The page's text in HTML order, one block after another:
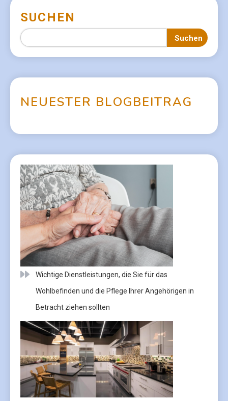
SUCHEN
Suchen
NEUESTER BLOGBEITRAG
Wichtige Dienstleistungen, die Sie für das
Wohlbefinden und die Pflege Ihrer Angehörigen in
Betracht ziehen sollten